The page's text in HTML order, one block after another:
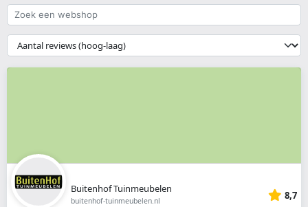
Zoek
een
webshop
{{
__('Sort')
}}
Buitenhof Tuinmeubelen
buitenhof-tuinmeubelen.nl 8,7